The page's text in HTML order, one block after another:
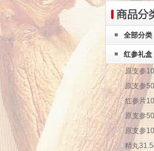
全部分类
红参礼盒
原支参
原支参
红参片
原支参
原支参
精丸